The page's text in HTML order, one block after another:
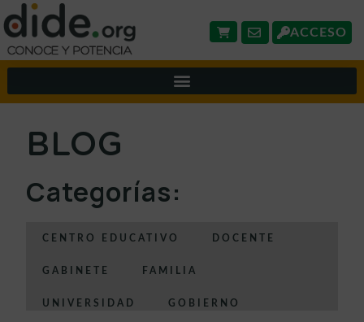
ACCESO
BLOG
Categorías:
CENTRO EDUCATIVO DOCENTE
GABINETE FAMILIA
UNIVERSIDAD GOBIERNO